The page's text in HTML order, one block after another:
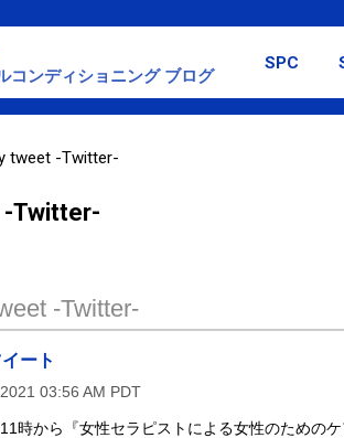
スキップしてメイン
コンディショニング ブログ
SPC
tweet -Twitter-
-Twitter-
-Twitter-
ート
03:56 AM PDT
時から『女性セラピストによる女性のための